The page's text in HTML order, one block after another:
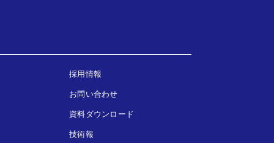
採用情報
お問い合わせ
資料ダウンロード
技術報